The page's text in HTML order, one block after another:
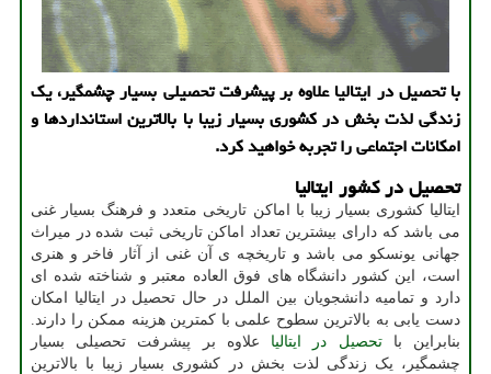
با تحصیل در ایتالیا علاوه بر پیشرفت تحصیلی بسیار چشمگیر، یك
زندگی لذت بخش در كشوری بسیار زیبا با بالاترین استانداردها و
امكانات اجتماعی را تجربه خواهید كرد.
تحصیل در کشور ایتالیا
ایتالیا کشوری بسیار زیبا با اماکن تاریخی متعدد و فرهنگ بسیار غنی
می باشد که دارای بیشترین تعداد اماکن تاریخی ثبت شده در میراث
جهانی یونسکو می باشد و تاریخچه ی آن غنی از آثار فاخر و هنری
است، این کشور دانشگاه های فوق العاده معتبر و شناخته شده ای
دارد و تمامیه دانشجویان بین الملل در حال تحصیل در ایتالیا امکان
دست یابی به بالاترین سطوح علمی با کمترین هزینه ممکن را دارند.
بنابراین باتحصیل در ایتالیا علاوه بر پیشرفت تحصیلی بسیار
چشمگیر، یک زندگی لذت بخش در کشوری بسیار زیبا با بالاترین